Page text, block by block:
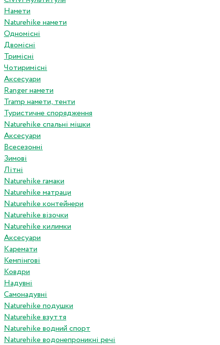
Намети
Naturehike намети
Одномісні
Двомісні
Тримісні
Чотиримісні
Аксесуари
Ranger намети
Tramp намети, тенти
Туристичне спорядження
Naturehike спальні мішки
Аксесуари
Всесезонні
Зимові
Літні
Naturehike гамаки
Naturehike матраци
Naturehike контейнери
Naturehike візочки
Naturehike килимки
Аксесуари
Каремати
Кемпінгові
Ковдри
Надувні
Самонадувні
Naturehike подушки
Naturehike взуття
Naturehike водний спорт
Naturehike водонепроникні речі